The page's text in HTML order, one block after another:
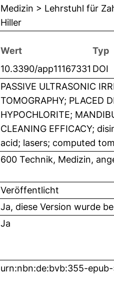
Medizin > Lehrstuhl für
Hiller
Wert
Typ
10.3390/app11167331 DOI
PASSIVE ULTRASONIC
TOMOGRAPHY; PLACED
HYPOCHLORITE;
CLEANING EFFICACY;
acid; lasers; computed
600 Technik, Medizin,
Veröffentlicht
Ja, diese Version wurde
Ja
urn:nbn:de:bvb:355-